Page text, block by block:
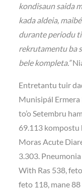
kondisaun saida
kada aldeia,
durante periodu
rekrutamentu ba
bele kompleta.”
Entretantu tuir
Munisipál Ermera
to’o Setembru
69.113 kompostu
Moras Acute
3.303.
With Ras 538,
feto 118, mane